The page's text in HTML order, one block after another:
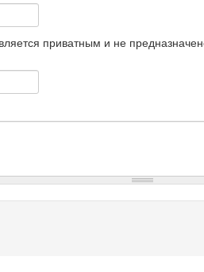
приватным и не